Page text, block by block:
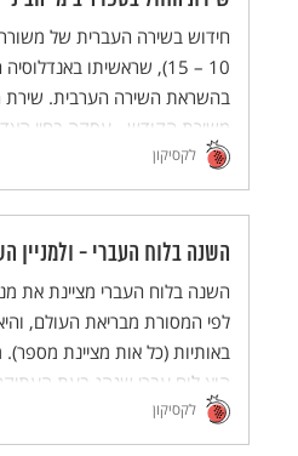
חידוש בשירה העברית של
10 – 15), שראשיתו
בהשראת השירה הערבית. שירת
משירת הקודש - עסקה בחיי
טבע ויין, ידידות ואהבה, והפכה
אליטיסטית לשירה עממית.
לקסיקון
השנה בלוח העברי - ולמניין
השנה בלוח העברי מציינת את
לפי המסורת מבריאת העולם,
באותיות (כל אות מציינת מספר).
הוא לוח עברי שנהג בעת
לשטרות מסחריים ומשפטיים.
לקסיקון